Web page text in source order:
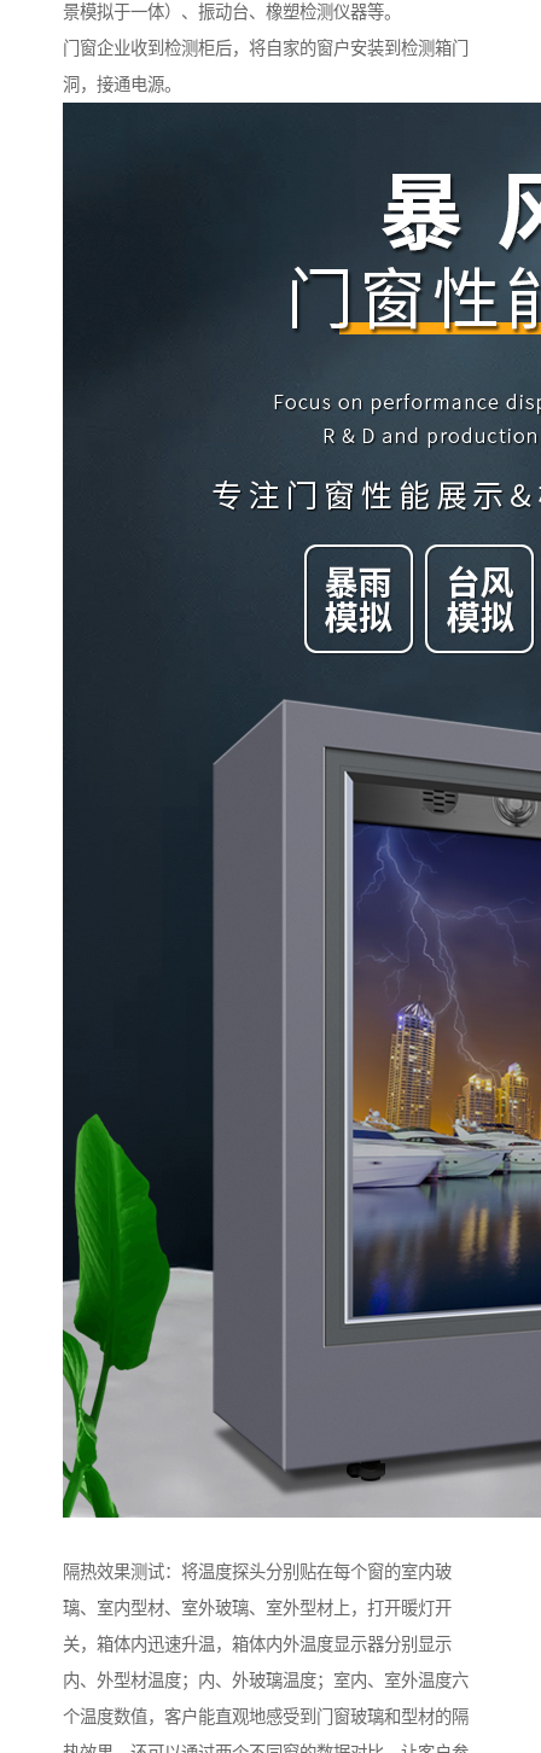
景模拟于一体）、振动台、橡塑检测仪器等。
门窗企业收到检测柜后，将自家的窗户安装到检测箱门
洞，接通电源。
隔热效果测试：将温度探头分别贴在每个窗的室内玻
璃、室内型材、室外玻璃、室外型材上，打开暖灯开
关，箱体内迅速升温，箱体内外温度显示器分别显示
内、外型材温度；内、外玻璃温度；室内、室外温度六
个温度数值，客户能直观地感受到门窗玻璃和型材的隔